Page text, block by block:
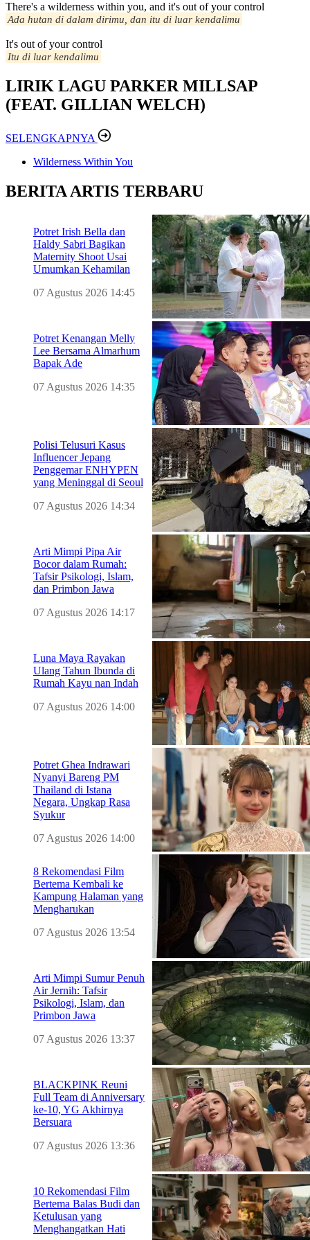
There's a wilderness within you, and it's out of your control
Ada hutan di dalam dirimu, dan itu di luar kendalimu
It's out of your control
Itu di luar kendalimu
LIRIK LAGU PARKER MILLSAP
(FEAT. GILLIAN WELCH)
SELENGKAPNYA
Wilderness Within You
BERITA ARTIS TERBARU
Potret Irish Bella dan
Haldy Sabri Bagikan
Maternity Shoot Usai
Umumkan Kehamilan
07 Agustus 2026 14:45
Potret Kenangan Melly
Lee Bersama Almarhum
Bapak Ade
07 Agustus 2026 14:35
Polisi Telusuri Kasus
Influencer Jepang
Penggemar ENHYPEN
yang Meninggal di Seoul
07 Agustus 2026 14:34
Arti Mimpi Pipa Air
Bocor dalam Rumah:
Tafsir Psikologi, Islam,
dan Primbon Jawa
07 Agustus 2026 14:17
Luna Maya Rayakan
Ulang Tahun Ibunda di
Rumah Kayu nan Indah
07 Agustus 2026 14:00
Potret Ghea Indrawari
Nyanyi Bareng PM
Thailand di Istana
Negara, Ungkap Rasa
Syukur
07 Agustus 2026 14:00
8 Rekomendasi Film
Bertema Kembali ke
Kampung Halaman yang
Mengharukan
07 Agustus 2026 13:54
Arti Mimpi Sumur Penuh
Air Jernih: Tafsir
Psikologi, Islam, dan
Primbon Jawa
07 Agustus 2026 13:37
BLACKPINK Reuni
Full Team di Anniversary
ke-10, YG Akhirnya
Bersuara
07 Agustus 2026 13:36
10 Rekomendasi Film
Bertema Balas Budi dan
Ketulusan yang
Menghangatkan Hati